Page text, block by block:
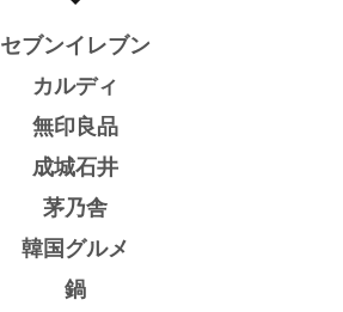
セブンイレブン
カルディ
無印良品
成城石井
茅乃舎
韓国グルメ
鍋